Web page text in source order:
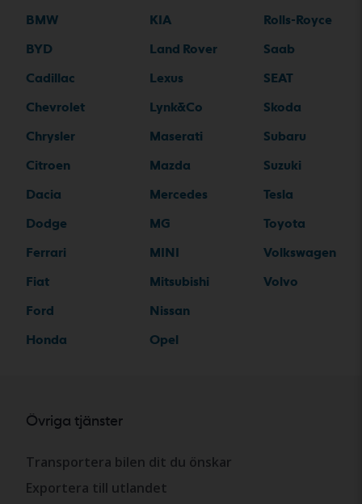
BMW
BYD
Cadillac
Chevrolet
Chrysler
Citroen
Dacia
Dodge
Ferrari
Fiat
Ford
Honda
KIA
Land Rover
Lexus
Lynk&Co
Maserati
Mazda
Mercedes
MG
MINI
Mitsubishi
Nissan
Opel
Rolls-Royce
Saab
SEAT
Skoda
Subaru
Suzuki
Tesla
Toyota
Volkswagen
Volvo
Övriga tjänster
Transportera bilen dit du önskar
Exportera till utlandet